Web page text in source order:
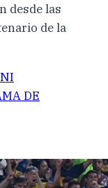
desde las
de la
DE